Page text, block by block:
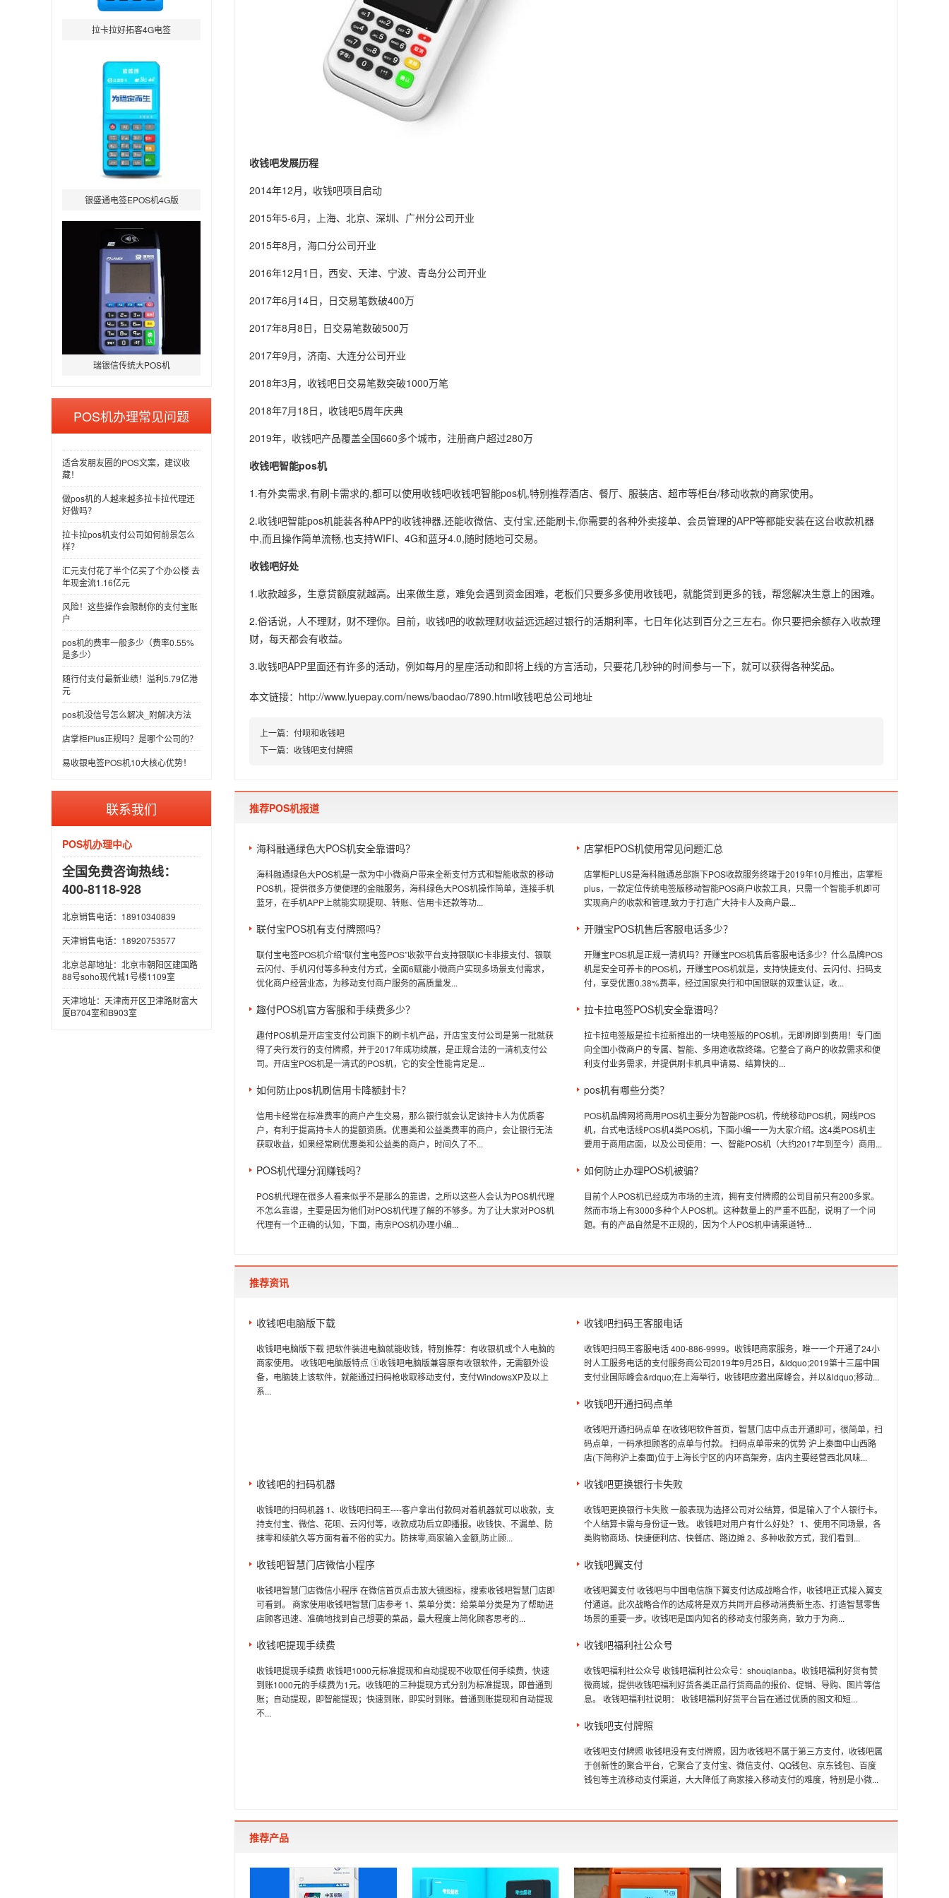
拉卡拉好拓客4G电签
银盛通电签EPOS机4G版
瑞银信传统大POS机
POS机办理常见问题
适合发朋友圈的POS文案，建议收
藏！
做pos机的人越来越多拉卡拉代理还
好做吗？
拉卡拉pos机支付公司如何前景怎么
样？
汇元支付花了半个亿买了个办公楼 去
年现金流1.16亿元
风险！这些操作会限制你的支付宝账
户
pos机的费率一般多少（费率0.55%
是多少）
随行付支付最新业绩！溢利5.79亿港
元
pos机没信号怎么解决_附解决方法
店掌柜Plus正规吗？是哪个公司的？
易收银电签POS机10大核心优势！
联系我们
POS机办理中心
全国免费咨询热线：
400-8118-928
北京销售电话：18910340839
天津销售电话：18920753577
北京总部地址：北京市朝阳区建国路
88号soho现代城1号楼1109室
天津地址：天津南开区卫津路财富大
厦B704室和B903室
收钱吧发展历程
2014年12月，收钱吧项目启动
2015年5-6月，上海、北京、深圳、广州分公司开业
2015年8月，海口分公司开业
2016年12月1日，西安、天津、宁波、青岛分公司开业
2017年6月14日，日交易笔数破400万
2017年8月8日，日交易笔数破500万
2017年9月，济南、大连分公司开业
2018年3月，收钱吧日交易笔数突破1000万笔
2018年7月18日，收钱吧5周年庆典
2019年，收钱吧产品覆盖全国660多个城市，注册商户超过280万
收钱吧智能pos机
1.有外卖需求,有刷卡需求的,都可以使用收钱吧收钱吧智能pos机,特别推荐酒店、餐厅、服装店、超市等柜台/移动收款的商家使用。
2.收钱吧智能pos机能装各种APP的收钱神器,还能收微信、支付宝,还能刷卡,你需要的各种外卖接单、会员管理的APP等都能安装在这台收款机器
中,而且操作简单流畅,也支持WIFI、4G和蓝牙4.0,随时随地可交易。
收钱吧好处
1.收款越多，生意贷额度就越高。出来做生意，难免会遇到资金困难，老板们只要多多使用收钱吧，就能贷到更多的钱，帮您解决生意上的困难。
2.俗话说，人不理财，财不理你。目前，收钱吧的收款理财收益远远超过银行的活期利率，七日年化达到百分之三左右。你只要把余额存入收款理
财，每天都会有收益。
3.收钱吧APP里面还有许多的活动，例如每月的星座活动和即将上线的方言活动，只要花几秒钟的时间参与一下，就可以获得各种奖品。
本文链接： http://www.lyuepay.com/news/baodao/7890.html收钱吧总公司地址
上一篇： 付呗和收钱吧
下一篇： 收钱吧支付牌照
推荐POS机报道
海科融通绿色大POS机安全靠谱吗？
海科融通绿色大POS机是一款为中小微商户带来全新支付方式和智能收款的移动
POS机，提供很多方便便理的金融服务，海科绿色大POS机操作简单，连接手机
蓝牙，在手机APP上就能实现提现、转账、信用卡还款等功...
店掌柜POS机使用常见问题汇总
店掌柜PLUS是海科融通总部旗下POS收款服务终端于2019年10月推出，店掌柜
plus，一款定位传统电签版移动智能POS商户收款工具，只需一个智能手机即可
实现商户的收款和管理,致力于打造广大持卡人及商户最...
联付宝POS机有支付牌照吗？
联付宝电签POS机介绍“联付宝电签POS”收款平台支持银联IC卡非接支付、银联
云闪付、手机闪付等多种支付方式，全面6赋能小微商户实现多场景支付需求，
优化商户经营业态，为移动支付商户服务的高质量发...
开赚宝POS机售后客服电话多少？
开赚宝POS机是正规一清机吗？开赚宝POS机售后客服电话多少？什么品牌POS
机是安全可养卡的POS机，开赚宝POS机就是，支持快捷支付、云闪付、扫码支
付，享受优惠0.38%费率，经过国家央行和中国银联的双重认证，收...
趣付POS机官方客服和手续费多少？
趣付POS机是开店宝支付公司旗下的刷卡机产品，开店宝支付公司是第一批就获
得了央行发行的支付牌照，并于2017年成功续展，是正规合法的一清机支付公
司。开店宝POS机是一清式的POS机，它的安全性能肯定是...
拉卡拉电签POS机安全靠谱吗？
拉卡拉电签版是拉卡拉新推出的一块电签版的POS机，无即刷即到费用！专门面
向全国小微商户的专属、智能、多用途收款终端。它整合了商户的收款需求和便
利支付业务需求，并提供刷卡机具申请易、结算快的...
如何防止pos机刷信用卡降额封卡？
信用卡经常在标准费率的商户产生交易，那么银行就会认定该持卡人为优质客
户，有利于提高持卡人的提额资质。优惠类和公益类费率的商户，会让银行无法
获取收益，如果经常刷优惠类和公益类的商户，时间久了不...
pos机有哪些分类？
POS机品牌网将商用POS机主要分为智能POS机，传统移动POS机，网线POS
机，台式电话线POS机4类POS机，下面小编一一为大家介绍。这4类POS机主
要用于商用店面，以及公司使用：一、智能POS机（大约2017年到至今）商用...
POS机代理分润赚钱吗？
POS机代理在很多人看来似乎不是那么的靠谱，之所以这些人会认为POS机代理
不怎么靠谱，主要是因为他们对POS机代理了解的不够多。为了让大家对POS机
代理有一个正确的认知，下面，南京POS机办理小编...
如何防止办理POS机被骗？
目前个人POS机已经成为市场的主流，拥有支付牌照的公司目前只有200多家。
然而市场上有3000多种个人POS机。这种数量上的严重不匹配，说明了一个问
题。有的产品自然是不正规的，因为个人POS机申请渠道特...
推荐资讯
收钱吧电脑版下载
收钱吧电脑版下载 把软件装进电脑就能收钱，特别推荐：有收银机或个人电脑的
商家使用。 收钱吧电脑版特点 ①收钱吧电脑版兼容原有收银软件，无需额外设
备，电脑装上该软件，就能通过扫码枪收取移动支付，支付WindowsXP及以上
系...
收钱吧扫码王客服电话
收钱吧扫码王客服电话 400-886-9999。收钱吧商家服务，唯一一个开通了24小
时人工服务电话的支付服务商公司2019年9月25日，&ldquo;2019第十三届中国
支付业国际峰会&rdquo;在上海举行，收钱吧应邀出席峰会，并以&ldquo;移动...
收钱吧开通扫码点单
收钱吧开通扫码点单 在收钱吧软件首页，智慧门店中点击开通即可，很简单，扫
码点单，一码承担顾客的点单与付款。 扫码点单带来的优势 沪上秦面中山西路
店(下简称沪上秦面)位于上海长宁区的内环高架旁，店内主要经营西北风味...
收钱吧的扫码机器
收钱吧的扫码机器 1、收钱吧扫码王----客户拿出付款码对着机器就可以收款，支
持支付宝、微信、花呗、云闪付等，收款成功后立即播报。收钱快、不漏单、防
抹零和续航久等方面有着不俗的实力。防抹零,商家输入金额,防止顾...
收钱吧更换银行卡失败
收钱吧更换银行卡失败 一般表现为选择公司对公结算，但是输入了个人银行卡。
个人结算卡需与身份证一致。 收钱吧对用户有什么好处？ 1、使用不同场景，各
类购物商场、快捷便利店、快餐店、路边摊 2、多种收款方式，我们看到...
收钱吧智慧门店微信小程序
收钱吧智慧门店微信小程序 在微信首页点击放大镜图标，搜索收钱吧智慧门店即
可看到。 商家使用收钱吧智慧门店参考 1、菜单分类：给菜单分类是为了帮助进
店顾客迅速、准确地找到自己想要的菜品，最大程度上简化顾客思考的...
收钱吧翼支付
收钱吧翼支付 收钱吧与中国电信旗下翼支付达成战略合作，收钱吧正式接入翼支
付通道。此次战略合作的达成将是双方共同开启移动消费新生态、打造智慧零售
场景的重要一步。收钱吧是国内知名的移动支付服务商，致力于为商...
收钱吧提现手续费
收钱吧提现手续费 收钱吧1000元标准提现和自动提现不收取任何手续费，快速
到账1000元的手续费为1元。收钱吧的三种提现方式分别为标准提现，即普通到
账；自动提现，即智能提现；快速到账，即实时到账。普通到账提现和自动提现
不...
收钱吧福利社公众号
收钱吧福利社公众号 收钱吧福利社公众号：shouqianba。收钱吧福利好货有赞
微商城，提供收钱吧福利好货各类正品行货商品的报价、促销、导购、图片等信
息。 收钱吧福利社说明： 收钱吧福利好货平台旨在通过优质的图文和短...
收钱吧支付牌照
收钱吧支付牌照 收钱吧没有支付牌照，因为收钱吧不属于第三方支付，收钱吧属
于创新性的聚合平台，它聚合了支付宝、微信支付、QQ钱包、京东钱包、百度
钱包等主流移动支付渠道，大大降低了商家接入移动支付的难度，特别是小微...
推荐产品